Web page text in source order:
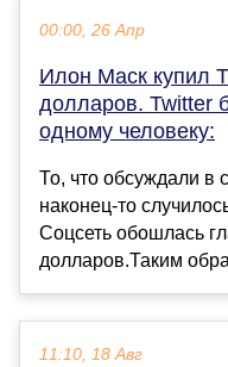
00:00, 26 Апр
Илон Маск купил
долларов. Twitter
одному человеку:
То, что обсуждали в
наконец-то
Соцсеть обошлась
долларов.Таким
11:10, 18 Авг